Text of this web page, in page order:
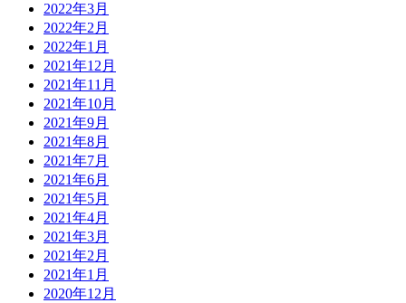
2022年3月
2022年2月
2022年1月
2021年12月
2021年11月
2021年10月
2021年9月
2021年8月
2021年7月
2021年6月
2021年5月
2021年4月
2021年3月
2021年2月
2021年1月
2020年12月